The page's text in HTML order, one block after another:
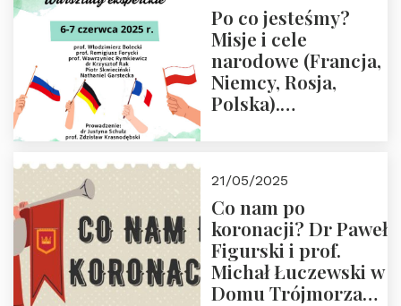
Po co jesteśmy?
Misje i cele
narodowe (Francja,
Niemcy, Rosja,
Polska).
Zapraszamy do
zapisów.
21/05/2025
Co nam po
koronacji? Dr Paweł
Figurski i prof.
Michał Łuczewski w
Domu Trójmorza